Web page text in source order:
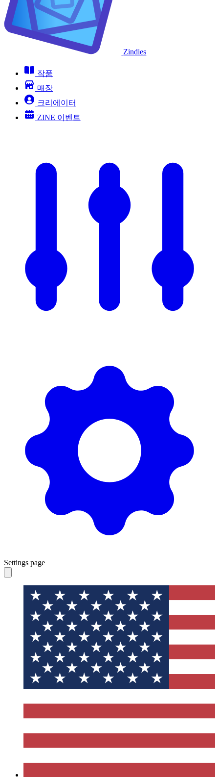
Zindies
작품
매장
크리에이터
ZINE 이벤트
Settings page